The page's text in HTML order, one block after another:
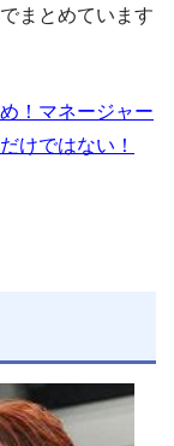
まとめています
！マネージャー
けではない！